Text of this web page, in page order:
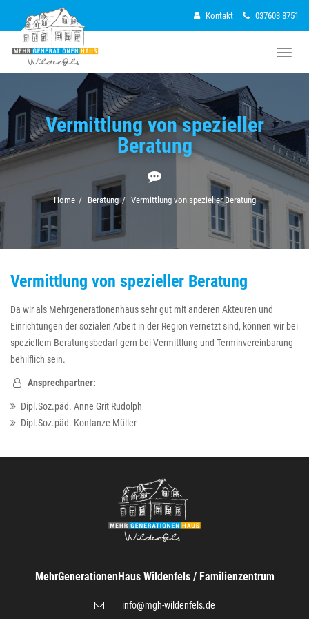
Kontakt 037603 8751
Vermittlung von spezieller
Beratung
Home Beratung Vermittlung von spezieller Beratung
Vermittlung von spezieller Beratung
Da wir als Mehrgenerationenhaus sehr gut mit anderen Akteuren und
Einrichtungen der sozialen Arbeit in der Region vernetzt sind, können wir bei
speziellem Beratungsbedarf gern bei Vermittlung und Terminvereinbarung
behilflich sein.
Ansprechpartner:
Dipl.Soz.päd. Anne Grit Rudolph
Dipl.Soz.päd. Kontanze Müller
MehrGenerationenHaus Wildenfels / Familienzentrum
info@mgh-wildenfels.de